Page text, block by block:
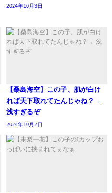
2024年10月3日
【桑島海空】この子、肌が白け
れば天下取れてたんじゃね？ ←
浅すぎるぞ
2024年10月2日